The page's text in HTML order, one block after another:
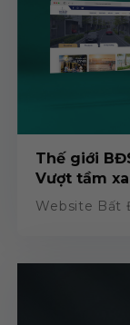
Website Bất
Thế giới
Vượt tầm xa